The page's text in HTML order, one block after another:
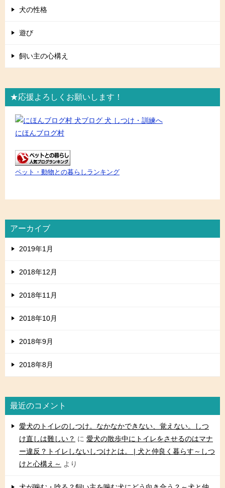
犬の性格
遊び
飼い主の心構え
★応援よろしくお願いします！
にほんブログ村
ペット・動物との暮らしランキング
アーカイブ
2019年1月
2018年12月
2018年11月
2018年10月
2018年9月
2018年8月
最近のコメント
愛犬のトイレのしつけ。なかなかできない、覚えない。しつ
け直しは難しい？ に 愛犬の散歩中にトイレをさせるのはマナ
ー違反？トイレしないしつけとは。 | 犬と仲良く暮らす～しつ
けと心構え～ より